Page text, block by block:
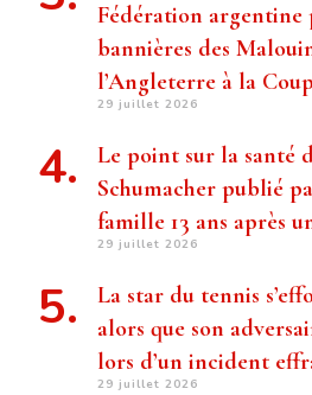
Fédération argentine
bannières des
l’Angleterre à la
29 juillet 2026
Le point sur la santé
Schumacher publié
famille 13 ans après
29 juillet 2026
La star du tennis
alors que son
lors d’un incident
29 juillet 2026